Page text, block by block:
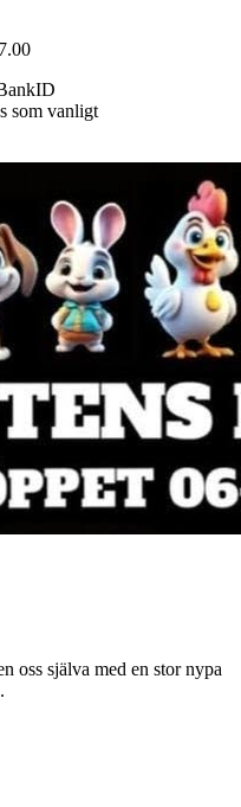
som vanligt
oss själva med en stor nypa